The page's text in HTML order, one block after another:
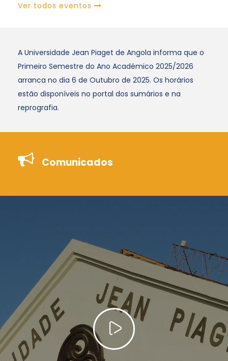
Ver todos eventos
A Universidade Jean Piaget de Angola informa que o
Primeiro Semestre do Ano Académico 2025/2026
arranca no dia 6 de Outubro de 2025. Os horários
estão disponíveis no portal dos sumários e na
reprografia.
Comunicados